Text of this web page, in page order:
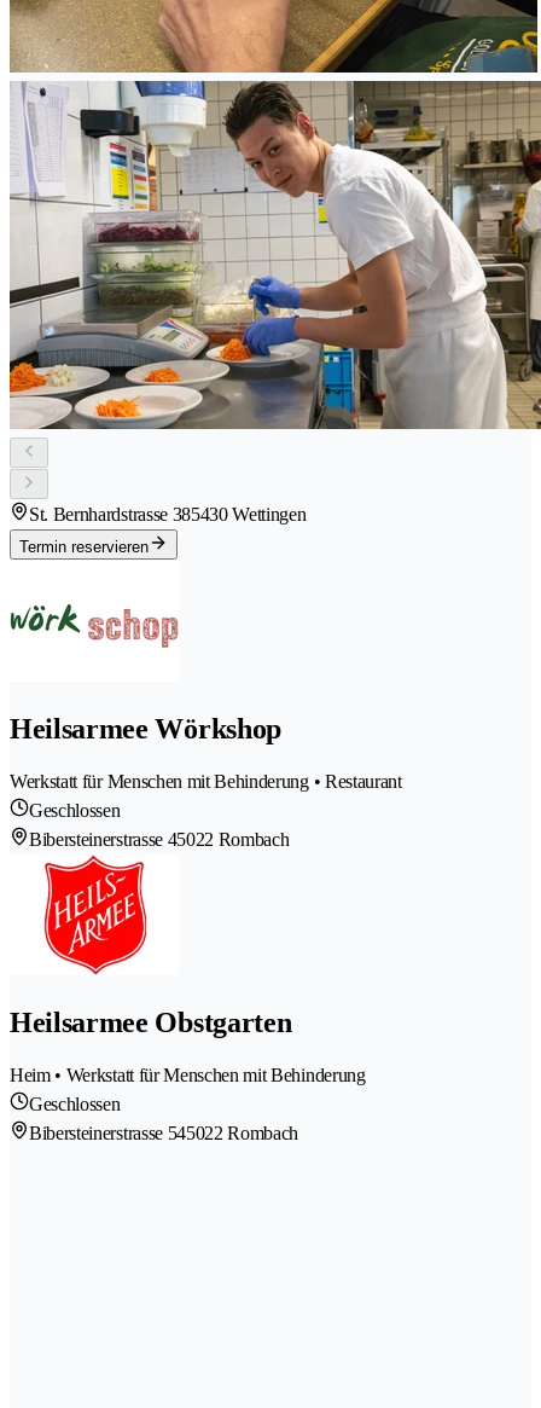
St. Bernhardstrasse 385430 Wettingen
Termin reservieren
Heilsarmee Wörkshop
Werkstatt für Menschen mit Behinderung • Restaurant
Geschlossen
Bibersteinerstrasse 45022 Rombach
Heilsarmee Obstgarten
Heim • Werkstatt für Menschen mit Behinderung
Geschlossen
Bibersteinerstrasse 545022 Rombach